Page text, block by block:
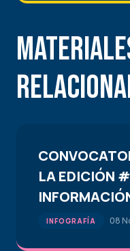
LA EDICIÓN
INFOGRAFÍA 08